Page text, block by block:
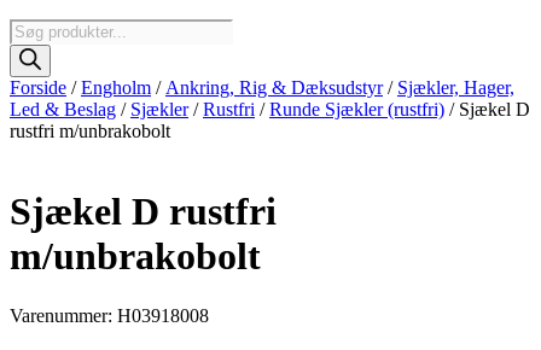
Products
search
Forside /Engholm / Ankring, Rig & Dæksudstyr/ Sjækler, Hager,
Led & Beslag / Sjækler/Rustfri /Runde Sjækler (rustfri) / Sjækel D
rustfri m/unbrakobolt
Sjækel D rustfri
m/unbrakobolt
Varenummer: H03918008